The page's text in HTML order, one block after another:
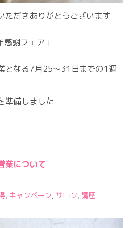
ただきありがとうございます
謝フェア」
となる7月25〜31日までの1週
準備しました
業について
, キャンペーン, サロン, 講座